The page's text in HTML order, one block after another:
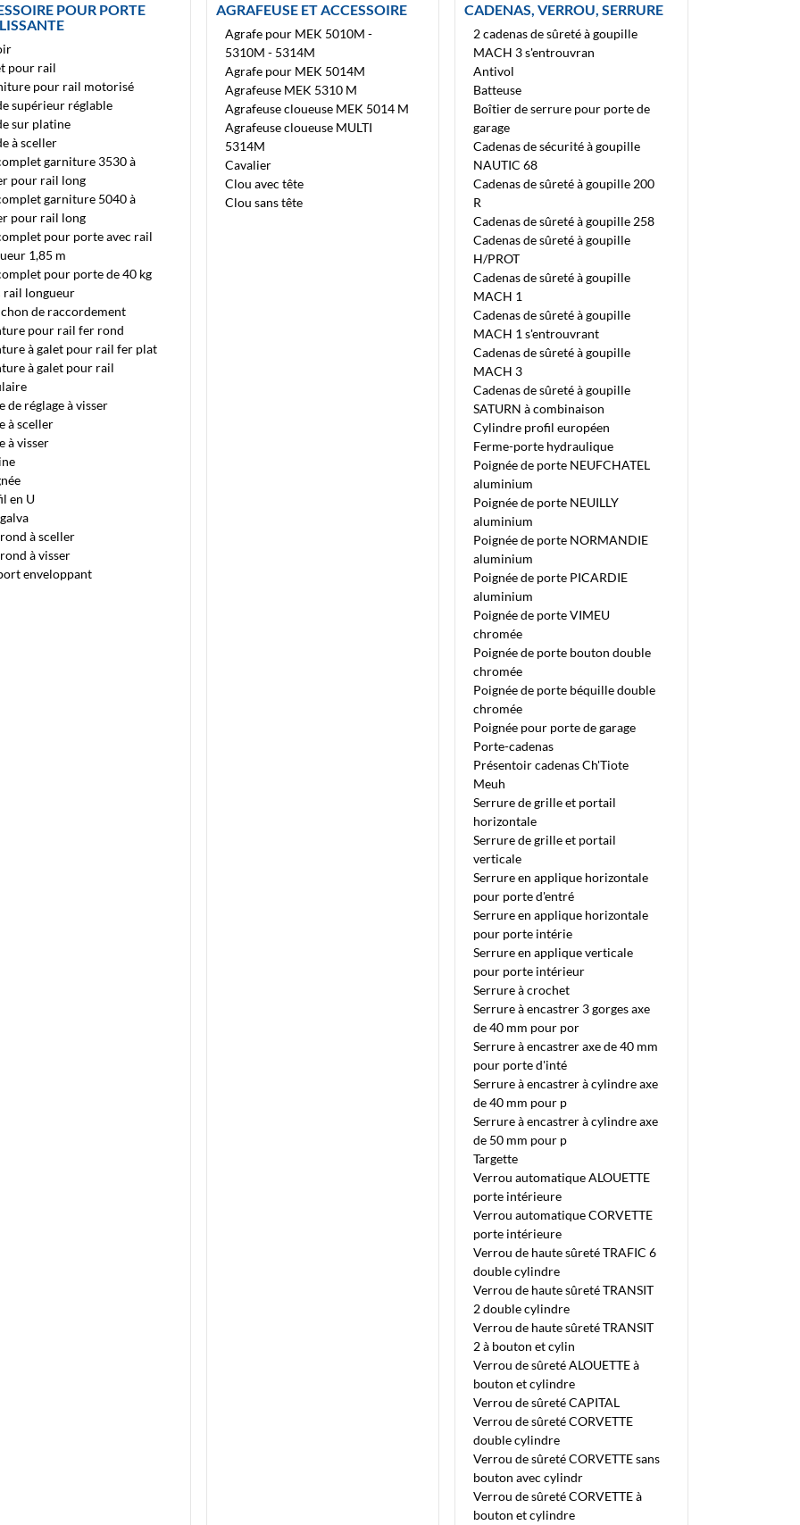
POUR PORTE
pour rail
pour rail motorisé
supérieur réglable
sur platine
à sceller
garniture 3530 à
pour rail long
garniture 5040 à
pour rail long
pour porte avec rail
1,85 m
pour porte de 40 kg
rail longueur
de raccordement
pour rail fer rond
à galet pour rail fer plat
à galet pour rail
de réglage à visser
à sceller
à visser
en U
à sceller
à visser
enveloppant
AGRAFEUSE ET ACCESSOIRE
Agrafe pour MEK 5010M -
5310M - 5314M
Agrafe pour MEK 5014M
Agrafeuse MEK 5310 M
Agrafeuse cloueuse MEK 5014 M
Agrafeuse cloueuse MULTI
5314M
Cavalier
Clou avec tête
Clou sans tête
CADENAS, VERROU, SERRURE
2 cadenas de sûreté à goupille
MACH 3 s'entrouvran
Antivol
Batteuse
Boîtier de serrure pour porte de
garage
Cadenas de sécurité à goupille
NAUTIC 68
Cadenas de sûreté à goupille 200
R
Cadenas de sûreté à goupille 258
Cadenas de sûreté à goupille
H/PROT
Cadenas de sûreté à goupille
MACH 1
Cadenas de sûreté à goupille
MACH 1 s'entrouvrant
Cadenas de sûreté à goupille
MACH 3
Cadenas de sûreté à goupille
SATURN à combinaison
Cylindre profil européen
Ferme-porte hydraulique
Poignée de porte NEUFCHATEL
aluminium
Poignée de porte NEUILLY
aluminium
Poignée de porte NORMANDIE
aluminium
Poignée de porte PICARDIE
aluminium
Poignée de porte VIMEU
chromée
Poignée de porte bouton double
chromée
Poignée de porte béquille double
chromée
Poignée pour porte de garage
Porte-cadenas
Présentoir cadenas Ch'Tiote
Meuh
Serrure de grille et portail
horizontale
Serrure de grille et portail
verticale
Serrure en applique horizontale
pour porte d'entré
Serrure en applique horizontale
pour porte intérie
Serrure en applique verticale
pour porte intérieur
Serrure à crochet
Serrure à encastrer 3 gorges axe
de 40 mm pour por
Serrure à encastrer axe de 40 mm
pour porte d'inté
Serrure à encastrer à cylindre axe
de 40 mm pour p
Serrure à encastrer à cylindre axe
de 50 mm pour p
Targette
Verrou automatique ALOUETTE
porte intérieure
Verrou automatique CORVETTE
porte intérieure
Verrou de haute sûreté TRAFIC 6
double cylindre
Verrou de haute sûreté TRANSIT
2 double cylindre
Verrou de haute sûreté TRANSIT
2 à bouton et cylin
Verrou de sûreté ALOUETTE à
bouton et cylindre
Verrou de sûreté CAPITAL
Verrou de sûreté CORVETTE
double cylindre
Verrou de sûreté CORVETTE sans
bouton avec cylindr
Verrou de sûreté CORVETTE à
bouton et cylindre